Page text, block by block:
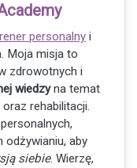
personalny i
Moja misja to
zdrowotnych i
wiedzyna temat
rehabilitacji.
odżywianiu, aby
siebie. Wierzę,